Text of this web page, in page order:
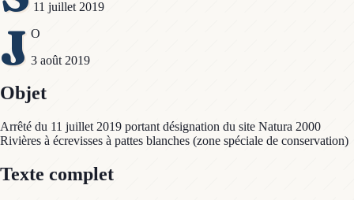
11 juillet 2019
J O
3 août 2019
Objet
Arrêté du 11 juillet 2019 portant désignation du site Natura 2000
Rivières à écrevisses à pattes blanches (zone spéciale de conservation)
Texte complet